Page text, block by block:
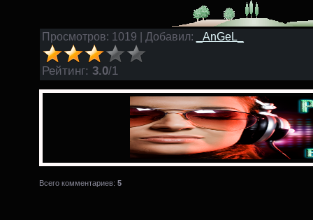
Просмотров: 1019 | Добавил: _AnGeL_
Рейтинг: 3.0/1
Всего комментариев: 5